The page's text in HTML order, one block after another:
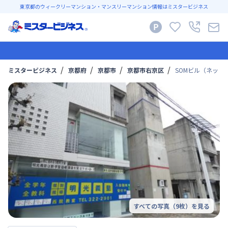
東京都のウィークリーマンション・マンスリーマンション情報はミスタービジネス
ミスタービジネス 京都府 京都市 京都市右京区 SOMビル（ネット
すべての写真（9枚）を見る